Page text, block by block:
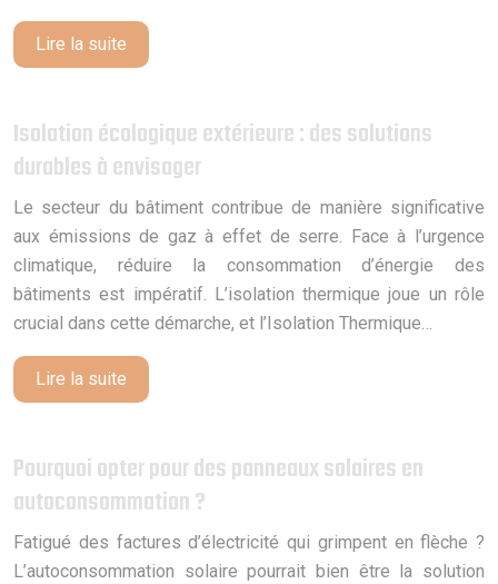
Lire la suite
Isolation écologique extérieure : des solutions
durables à envisager
Le secteur du bâtiment contribue de manière significative
aux émissions de gaz à effet de serre. Face à l’urgence
climatique, réduire la consommation d’énergie des
bâtiments est impératif. L’isolation thermique joue un rôle
crucial dans cette démarche, et l’Isolation Thermique…
Lire la suite
Pourquoi opter pour des panneaux solaires en
autoconsommation ?
Fatigué des factures d’électricité qui grimpent en flèche ?
L’autoconsommation solaire pourrait bien être la solution